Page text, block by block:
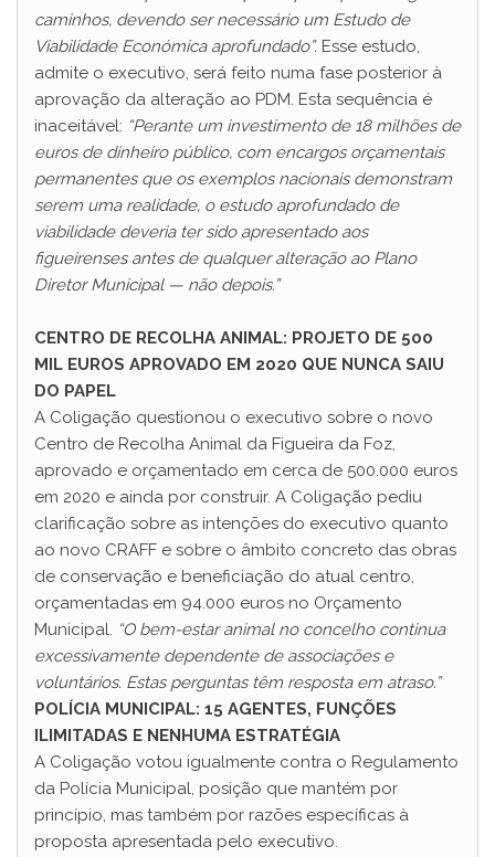
caminhos, devendo ser necessário um Estudo de
Viabilidade Económica aprofundado”. Esse estudo,
admite o executivo, será feito numa fase posterior à
aprovação da alteração ao PDM. Esta sequência é
inaceitável: “Perante um investimento de 18 milhões de
euros de dinheiro público, com encargos orçamentais
permanentes que os exemplos nacionais demonstram
serem uma realidade, o estudo aprofundado de
viabilidade deveria ter sido apresentado aos
figueirenses antes de qualquer alteração ao Plano
Diretor Municipal — não depois.”
CENTRO DE RECOLHA ANIMAL: PROJETO DE 500
MIL EUROS APROVADO EM 2020 QUE NUNCA SAIU
DO PAPEL
A Coligação questionou o executivo sobre o novo
Centro de Recolha Animal da Figueira da Foz,
aprovado e orçamentado em cerca de 500.000 euros
em 2020 e ainda por construir. A Coligação pediu
clarificação sobre as intenções do executivo quanto
ao novo CRAFF e sobre o âmbito concreto das obras
de conservação e beneficiação do atual centro,
orçamentadas em 94.000 euros no Orçamento
Municipal. “O bem-estar animal no concelho continua
excessivamente dependente de associações e
voluntários. Estas perguntas têm resposta em atraso.”
POLÍCIA MUNICIPAL: 15 AGENTES, FUNÇÕES
ILIMITADAS E NENHUMA ESTRATÉGIA
A Coligação votou igualmente contra o Regulamento
da Polícia Municipal, posição que mantém por
princípio, mas também por razões específicas à
proposta apresentada pelo executivo.